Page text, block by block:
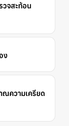
วจสะท้อน
ง
ณความเครียด